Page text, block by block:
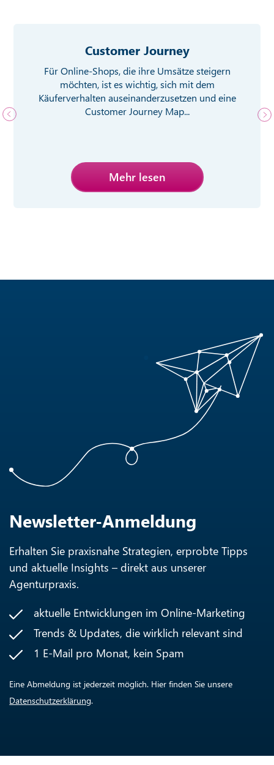
Customer Journey
Für Online-Shops, die ihre Umsätze steigern
möchten, ist es wichtig, sich mit dem
Käuferverhalten auseinanderzusetzen und eine
Customer Journey Map...
Mehr lesen
Newsletter-Anmeldung
Erhalten Sie praxisnahe Strategien, erprobte Tipps
und aktuelle Insights – direkt aus unserer
Agenturpraxis.
aktuelle Entwicklungen im Online-Marketing
Trends & Updates, die wirklich relevant sind
1 E-Mail pro Monat, kein Spam
Eine Abmeldung ist jederzeit möglich. Hier finden Sie unsere
Datenschutzerklärung.